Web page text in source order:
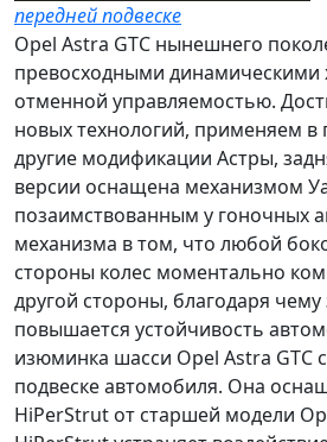
передней подвеске
Opel Astra GTC нынешнего
превосходными динамическими
отменной управляемостью.
новых технологий, применяем в
другие модификации Астры,
версии оснащена механизмом
позаимствованным у гоночных
механизма в том, что любой
стороны колес моментально
другой стороны, благодаря
повышается устойчивость
изюминка шасси Opel Astra GTC
подвеске автомобиля. Она
HiPerStrut от старшей модели